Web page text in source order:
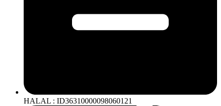
HALAL : ID36310000098060121